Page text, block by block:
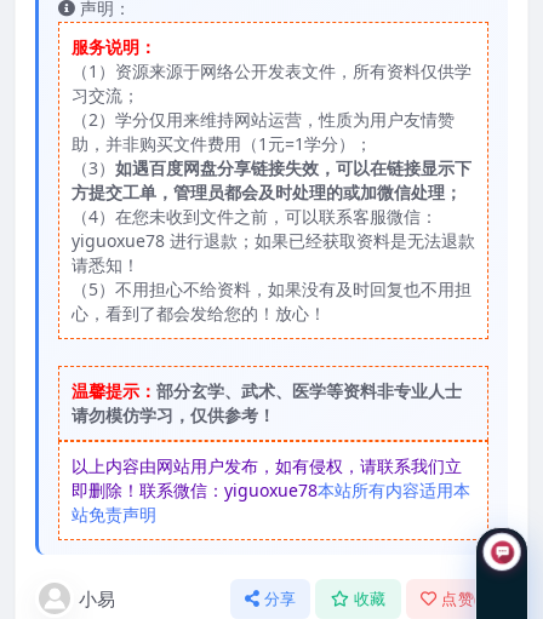
声明：
服务说明：
（1）资源来源于网络公开发表文件，所有资料仅供学
习交流；
（2）学分仅用来维持网站运营，性质为用户友情赞
助，并非购买文件费用（1元=1学分）；
（3） 如遇百度网盘分享链接失效，可以在链接显示下
方提交工单，管理员都会及时处理的或加微信处理；
（4）在您未收到文件之前，可以联系客服微信：
yiguoxue78 进行退款；如果已经获取资料是无法退款
请悉知！
（5）不用担心不给资料，如果没有及时回复也不用担
心，看到了都会发给您的！放心！
温馨提示： 部分玄学、武术、医学等资料非专业人士
请勿模仿学习，仅供参考！
以上内容由网站用户发布，如有侵权，请联系我们立
即删除！联系微信：yiguoxue78本站所有内容适用本
站免责声明
小易 分享 收藏 点赞(